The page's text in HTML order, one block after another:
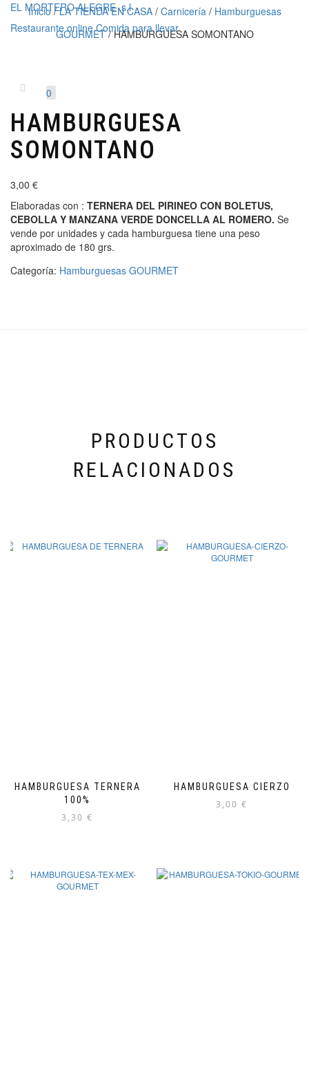
EL MORTERO ALEGRE ,s.l
Restaurante online Comida para llevar
0
Inicio/LA TIENDA EN CASA/ Carnicería/ Hamburguesas
GOURMET/ HAMBURGUESA SOMONTANO
HAMBURGUESA
SOMONTANO
3,00 €
Elaboradas con : TERNERA DEL PIRINEO CON BOLETUS,
CEBOLLA Y MANZANA VERDE DONCELLA AL ROMERO. Se
vende por unidades y cada hamburguesa tiene una peso
aproximado de 180 grs.
Categoría: Hamburguesas GOURMET
PRODUCTOS
RELACIONADOS
HAMBURGUESA TERNERA
100%
3,30 €
HAMBURGUESA CIERZO
3,00 €